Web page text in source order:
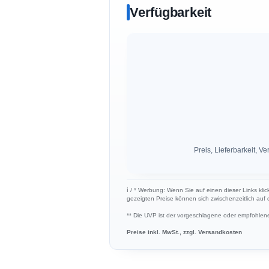
Verfügbarkeit
Preis, Lieferbarkeit,
ℹ︎ / * Werbung: Wenn Sie auf einen dieser Links
gezeigten Preise können sich zwischenzeitlich
** Die UVP ist der vorgeschlagene oder
Preise inkl. MwSt., zzgl. Versandkosten